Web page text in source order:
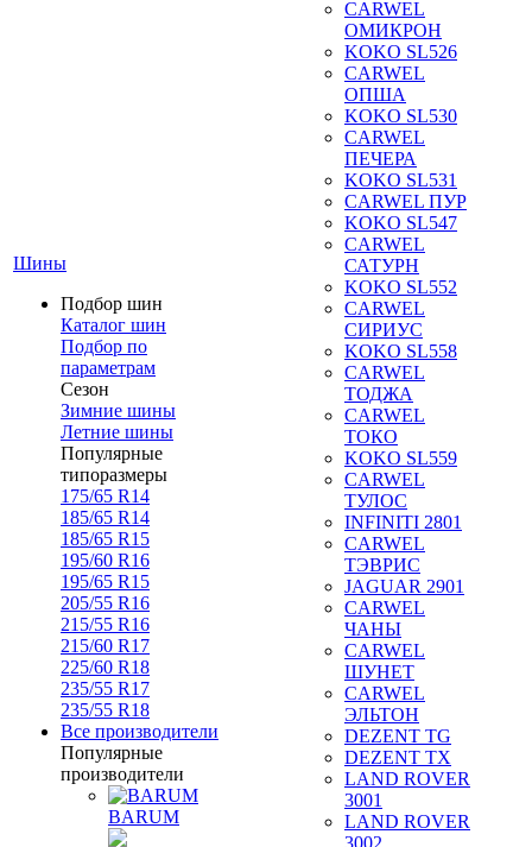
Шины
Подбор шин
Каталог шин
Подбор по
параметрам
Сезон
Зимние шины
Летние шины
Популярные
типоразмеры
175/65 R14
185/65 R14
185/65 R15
195/60 R16
195/65 R15
205/55 R16
215/55 R16
215/60 R17
225/60 R18
235/55 R17
235/55 R18
Все производители
Популярные
производители
BARUM
CARWEL
ОМИКРОН
KOKO SL526
CARWEL
ОПША
KOKO SL530
CARWEL
ПЕЧЕРА
KOKO SL531
CARWEL ПУР
KOKO SL547
CARWEL
САТУРН
KOKO SL552
CARWEL
СИРИУС
KOKO SL558
CARWEL
ТОДЖА
CARWEL
ТОКО
KOKO SL559
CARWEL
ТУЛОС
INFINITI 2801
CARWEL
ТЭВРИС
JAGUAR 2901
CARWEL
ЧАНЫ
CARWEL
ШУНЕТ
CARWEL
ЭЛЬТОН
DEZENT TG
DEZENT TX
LAND ROVER
3001
LAND ROVER
3002